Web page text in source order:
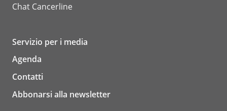
Chat Cancerline
Servizio per i media
Agenda
Contatti
Abbonarsi alla newsletter